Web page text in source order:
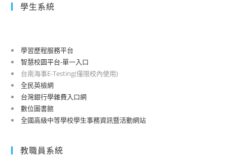
學生系統
學習歷程服務平台
智慧校園平台-單一入口
台南海事E-Testing(僅限校內使用)
全民英檢網
台灣銀行學雜費入口網
數位圖書館
全國高級中等學校學生事務資訊暨活動網站
教職員系統